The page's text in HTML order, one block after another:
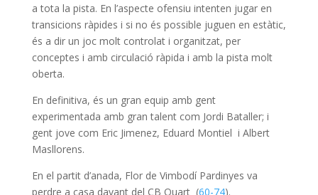
a tota la pista. En l’aspecte ofensiu intenten jugar en
transicions ràpides i si no és possible juguen en estàtic,
és a dir un joc molt controlat i organitzat, per
conceptes i amb circulació ràpida i amb la pista molt
oberta.
En definitiva, és un gran equip amb gent
experimentada amb gran talent com Jordi Bataller; i
gent jove com Eric Jimenez, Eduard Montiel i Albert
Masllorens.
En el partit d’anada, Flor de Vimbodí Pardinyes va
perdre a casa davant del CB Quart (60-74).